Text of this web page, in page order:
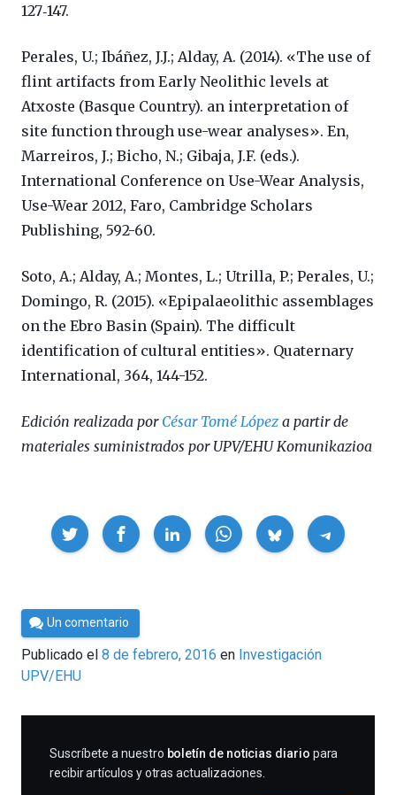
127‐147.
Perales, U.; Ibáñez, J.J.; Alday, A. (2014). «The use of
flint artifacts from Early Neolithic levels at
Atxoste (Basque Country). an interpretation of
site function through use-wear analyses». En,
Marreiros, J.; Bicho, N.; Gibaja, J.F. (eds.).
International Conference on Use-Wear Analysis,
Use-Wear 2012, Faro, Cambridge Scholars
Publishing, 592-60.
Soto, A.; Alday, A.; Montes, L.; Utrilla, P.; Perales, U.;
Domingo, R. (2015). «Epipalaeolithic assemblages
on the Ebro Basin (Spain). The difficult
identification of cultural entities». Quaternary
International, 364, 144-152.
Edición realizada por César Tomé López a partir de
materiales suministrados por UPV/EHU Komunikazioa
Compartir
Por
César
Tomé
Un comentario
Publicado el 8 de febrero, 2016 en Investigación
UPV/EHU
SUSCRIBIRME
Suscríbete a nuestro boletín de noticias diario para
recibir artículos y otras actualizaciones.